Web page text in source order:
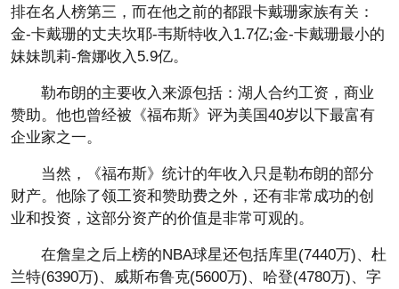
排在名人榜第三，而在他之前的都跟卡戴珊家族有关：
金-卡戴珊的丈夫坎耶-韦斯特收入1.7亿;金-卡戴珊最小的
妹妹凯莉-詹娜收入5.9亿。
勒布朗的主要收入来源包括：湖人合约工资，商业
赞助。他也曾经被《福布斯》评为美国40岁以下最富有
企业家之一。
当然，《福布斯》统计的年收入只是勒布朗的部分
财产。他除了领工资和赞助费之外，还有非常成功的创
业和投资，这部分资产的价值是非常可观的。
在詹皇之后上榜的NBA球星还包括库里(7440万)、杜
兰特(6390万)、威斯布鲁克(5600万)、哈登(4780万)、字